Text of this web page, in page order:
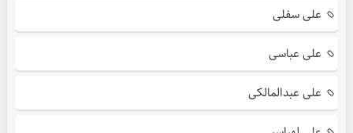
علی سفلی
علی عباسی
علی عبدالمالکی